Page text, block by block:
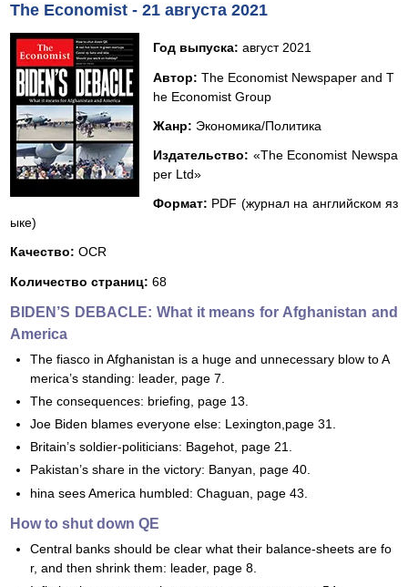
The Economist - 21 августа 2021
Год выпуска: август 2021
Автор: The Economist Newspaper and T
he Economist Group
Жанр: Экономика/Политика
Издательство: «The Economist Newspa
per Ltd»
Формат: PDF (журнал на английском яз
ыке)
Качество: OCR
Количество страниц: 68
BIDEN’S DEBACLE: What it means for Afghanistan and
America
The fiasco in Afghanistan is a huge and unnecessary blow to A
merica’s standing: leader, page 7.
The consequences: briefing, page 13.
Joe Biden blames everyone else: Lexington,page 31.
Britain’s soldier-politicians: Bagehot, page 21.
Pakistan’s share in the victory: Banyan, page 40.
hina sees America humbled: Chaguan, page 43.
How to shut down QE
Central banks should be clear what their balance-sheets are fo
r, and then shrink them: leader, page 8.